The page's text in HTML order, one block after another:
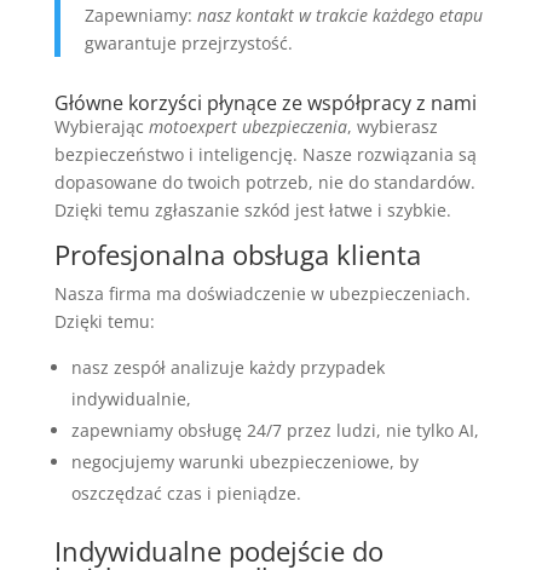
Zapewniamy: nasz kontakt w trakcie każdego etapu
gwarantuje przejrzystość.
Główne korzyści płynące ze współpracy z nami
Wybierając motoexpert ubezpieczenia, wybierasz
bezpieczeństwo i inteligencję. Nasze rozwiązania są
dopasowane do twoich potrzeb, nie do standardów.
Dzięki temu zgłaszanie szkód jest łatwe i szybkie.
Profesjonalna obsługa klienta
Nasza firma ma doświadczenie w ubezpieczeniach.
Dzięki temu:
nasz zespół analizuje każdy przypadek
indywidualnie,
zapewniamy obsługę 24/7 przez ludzi, nie tylko AI,
negocjujemy warunki ubezpieczeniowe, by
oszczędzać czas i pieniądze.
Indywidualne podejście do